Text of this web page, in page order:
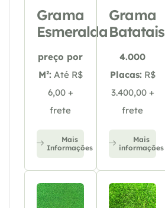
Grama
Esmeralda
preço por
M²: Até R$
6,00 +
frete
Mais
Informações
Grama
Batatais
4.000
Placas: R$
3.400,00 +
frete
Mais
informações